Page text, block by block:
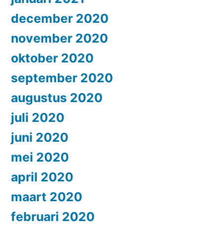
december 2020
november 2020
oktober 2020
september 2020
augustus 2020
juli 2020
juni 2020
mei 2020
april 2020
maart 2020
februari 2020